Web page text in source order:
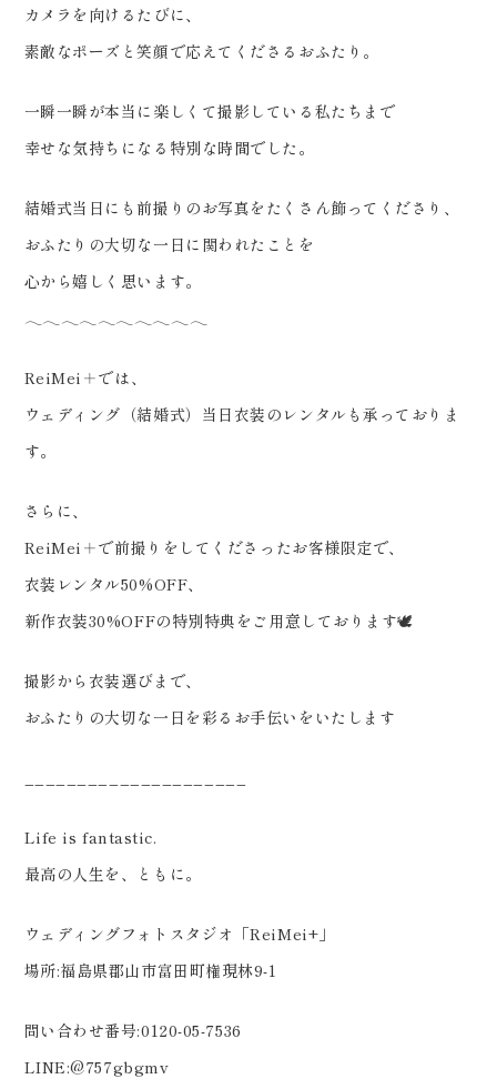
わせ番号:0120-05-7536
LINE:@757gbgmv ご予約・ご
見学、ご相談（オンライン可） 受
付中です！
………………………………………
………… #ウェディングフォト #
東北前撮り #dressy花嫁 #プラ
コレ #福島前撮り
カメラを向けるたびに、
素敵なポーズと笑顔で応えてくださるおふたり。
一瞬一瞬が本当に楽しくて撮影している私たちまで
幸せな気持ちになる特別な時間でした。
結婚式当日にも前撮りのお写真をたくさん飾ってくださり、
おふたりの大切な一日に関われたことを
心から嬉しく思います。
𓂃𓂃𓂃𓂃𓂃𓂃𓂃𓂃𓂃𓂃
ReiMei＋では、
ウェディング（結婚式）当日衣装のレンタルも承っておりま
す。
さらに、
ReiMei＋で前撮りをしてくださったお客様限定で、
衣装レンタル50%OFF、
新作衣装30%OFFの特別特典をご用意しております🕊️
撮影から衣装選びまで、
おふたりの大切な一日を彩るお手伝いをいたします
Life is fantastic.
最高の人生を、ともに。
ウェディングフォトスタジオ「ReiMei+」
場所:福島県郡山市富田町権現林9-1
問い合わせ番号:0120-05-7536
LINE:@757gbgmv